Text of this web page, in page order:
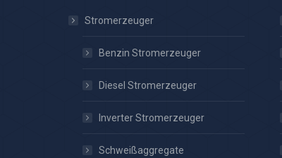
Stromerzeuger
Benzin Stromerzeuger
Diesel Stromerzeuger
Inverter Stromerzeuger
Schweißaggregate